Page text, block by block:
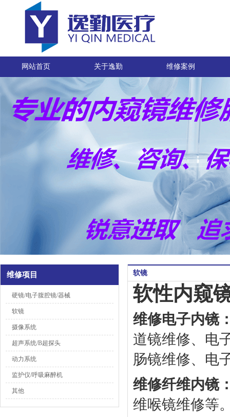
网站首页 关于逸勤 维修案例
维修项目
硬镜/电子腹腔镜/器械
软镜
摄像系统
超声系统/B超探头
动力系统
监护仪/呼吸麻醉机
其他
软镜
软性内窥
维修电子内镜
道镜维修、电
肠镜维修、电
维修纤维内镜
维喉镜维修等